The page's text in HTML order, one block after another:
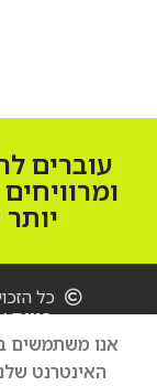
קורא טביעת
כולל
גודל מסך
6.2 אינטש
סוג מסך
עוברים
כל הזכויות
בניית
אנו משתמשים
האינטרנט
Galaxy
S24 SM-